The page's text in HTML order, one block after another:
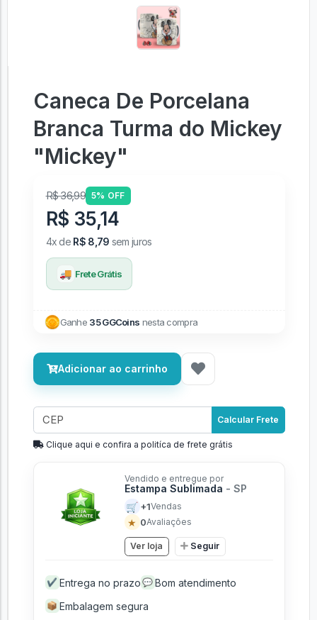
Caneca De Porcelana
Branca Turma do Mickey
"Mickey"
R$ 36,99 5% OFF
R$ 35,14
4x de R$ 8,79 sem juros
🚚 Frete Grátis
Ganhe 35 GGCoins nesta compra
Adicionar ao carrinho
Calcular Frete
Clique aqui e confira a politíca de frete grátis
Vendido e entregue por
Estampa Sublimada - SP
🛒 +1Vendas
★ 0Avaliações
Ver loja Seguir
✔ Entrega no prazo 💬 Bom atendimento
📦 Embalagem segura